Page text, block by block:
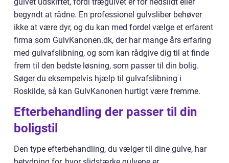
begyndt at rådne. En professionel gulvsliber behøver
ikke at være dyr, og du kan med fordel vælge et erfarent
firma som GulvKanonen.dk, der har mange års erfaring
med gulvafslibning, og som kan rådgive dig til at finde
frem til den bedste løsning, som passer til din bolig.
Søger du eksempelvis hjælp til gulvafslibning i
Roskilde, så kan GulvKanonen hurtigt være fremme.
Efterbehandling der passer til din
boligstil
Den type efterbehandling, du vælger til dine gulve, har